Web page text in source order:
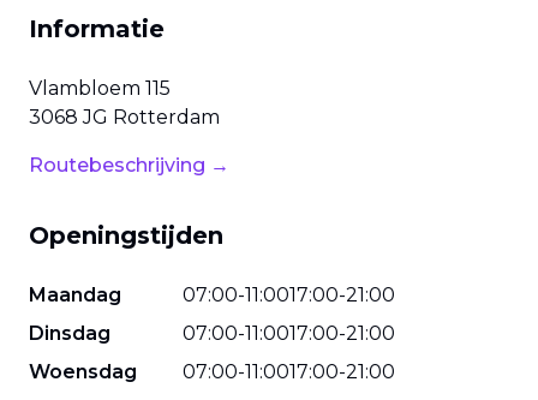
Informatie
Vlambloem 115
3068 JG Rotterdam
Routebeschrijving →
Openingstijden
Maandag 07:00-11:0017:00-21:00
Dinsdag
07:00-11:0017:00-21:00
Woensdag
07:00-11:0017:00-21:00